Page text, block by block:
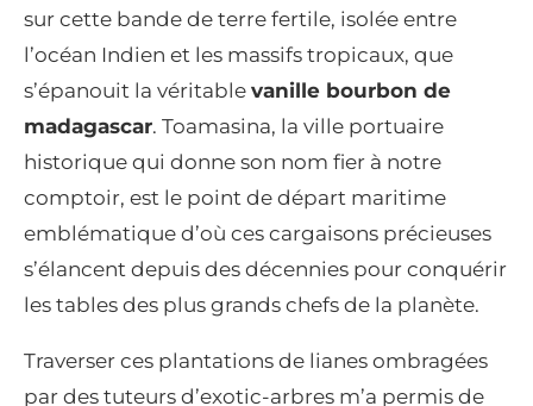
sur cette bande de terre fertile, isolée entre
l’océan Indien et les massifs tropicaux, que
s’épanouit la véritable vanille bourbon de
madagascar. Toamasina, la ville portuaire
historique qui donne son nom fier à notre
comptoir, est le point de départ maritime
emblématique d’où ces cargaisons précieuses
s’élancent depuis des décennies pour conquérir
les tables des plus grands chefs de la planète.
Traverser ces plantations de lianes ombragées
par des tuteurs d’exotic-arbres m’a permis de